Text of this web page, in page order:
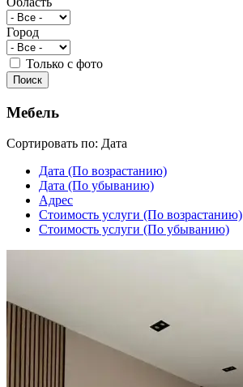
Город
Только с фото
Мебель
Сортировать по: Дата
Дата (По возрастанию)
Дата (По убыванию)
Адрес
Cтоимость услуги (По возрастанию)
Cтоимость услуги (По убыванию)